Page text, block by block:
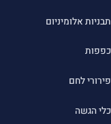
תבניות אלומיניום
כפפות
פירורי לחם
כלי הגשה